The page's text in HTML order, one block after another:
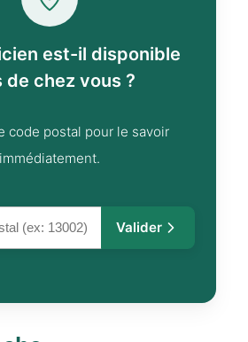
est-il disponible
de chez vous ?
code postal pour le savoir
immédiatement.
Valider